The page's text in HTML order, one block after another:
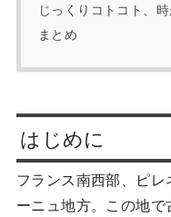
じっくりコトコト、
まとめ
はじめに
フランス南西部、ピ
ーニュ地方。この地